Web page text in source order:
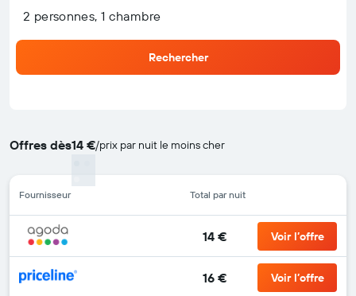
2 personnes, 1 chambre
Rechercher
Offres dès14 €/prix par nuit le moins cher
Fournisseur Total par nuit
14 € Voir l’offre
16 € Voir l’offre